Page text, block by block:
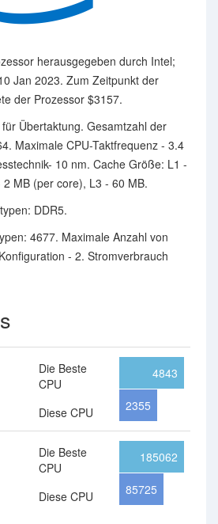
herausgegeben durch Intel;
Jan 2023. Zum Zeitpunkt der
der Prozessor $3157.
Übertaktung. Gesamtzahl der
Maximale CPU-Taktfrequenz - 3.4
10 nm. Cache Größe: L1 -
MB (per core), L3 - 60 MB.
DDR5.
4677. Maximale Anzahl von
- 2. Stromverbrauch
Die Beste
CPU
Diese CPU
4843
2355
Die Beste
CPU
Diese CPU
185062
85725